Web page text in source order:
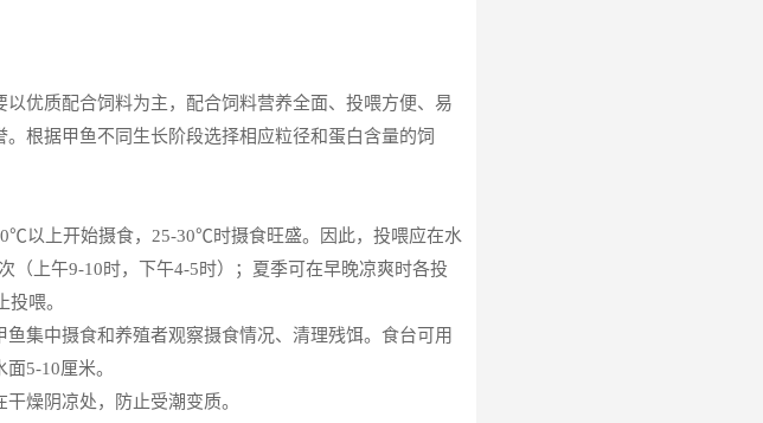
优质配合饲料为主，配合饲料营养全面、投喂方便、易
根据甲鱼不同生长阶段选择相应粒径和蛋白含量的饲
以上开始摄食，25-30℃时摄食旺盛。因此，投喂应在水
（上午9-10时，下午4-5时）；夏季可在早晚凉爽时各投
喂。
集中摄食和养殖者观察摄食情况、清理残饵。食台可用
5-10厘米。
燥阴凉处，防止受潮变质。